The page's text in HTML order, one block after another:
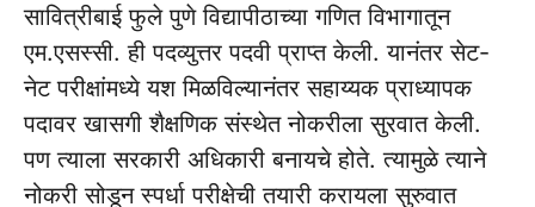
सावित्रीबाई फुले पुणे विद्यापीठाच्‍या गणित विभागातून
एम.एसस्सी. ही पदव्‍युत्तर पदवी प्राप्त केली. यानंतर सेट-
नेट परीक्षांमध्ये यश मिळविल्‍यानंतर सहाय्यक प्राध्यापक
पदावर खासगी शैक्षणिक संस्‍थेत नोकरीला सुरवात केली.
पण त्याला सरकारी अधिकारी बनायचे होते. त्यामुळे त्याने
नोकरी सोडून स्पर्धा परीक्षेची तयारी करायला सुरुवात